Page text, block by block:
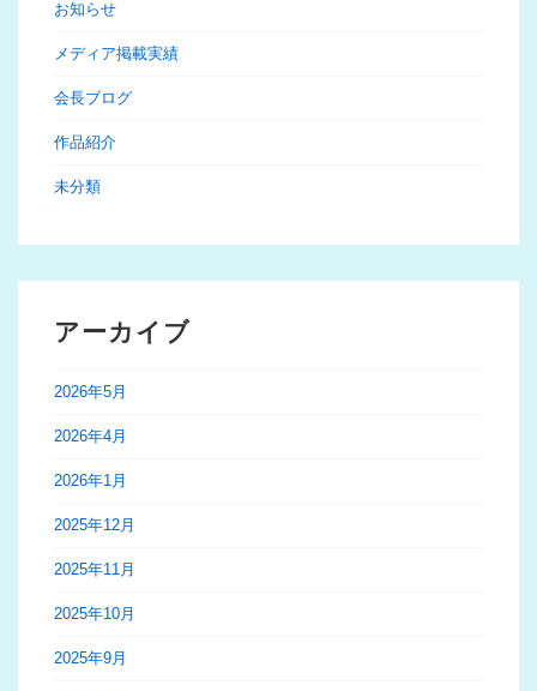
お知らせ
メディア掲載実績
会長ブログ
作品紹介
未分類
アーカイブ
2026年5月
2026年4月
2026年1月
2025年12月
2025年11月
2025年10月
2025年9月